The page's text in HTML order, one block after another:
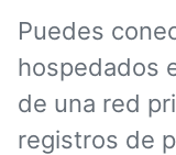
Puedes
hospedados
de una red
registros de